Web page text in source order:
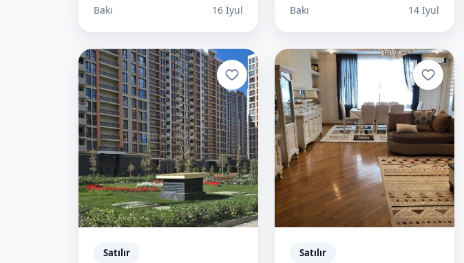
Bakı 16 İyul Bakı 14 İyul
Satılır Satılır